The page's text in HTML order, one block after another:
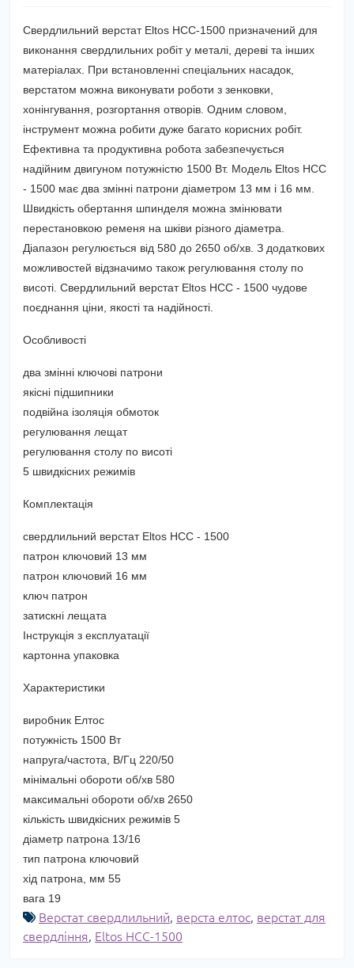
Свердлильний верстат Eltos НСС-1500 призначений для
виконання свердлильних робіт у металі, дереві та інших
матеріалах. При встановленні спеціальних насадок,
верстатом можна виконувати роботи з зенковки,
хонінгування, розгортання отворів. Одним словом,
інструмент можна робити дуже багато корисних робіт.
Ефективна та продуктивна робота забезпечується
надійним двигуном потужністю 1500 Вт. Модель Eltos НСС
- 1500 має два змінні патрони діаметром 13 мм і 16 мм.
Швидкість обертання шпинделя можна змінювати
перестановкою ременя на шківи різного діаметра.
Діапазон регулюється від 580 до 2650 об/хв. З додаткових
можливостей відзначимо також регулювання столу по
висоті. Свердлильний верстат Eltos НСС - 1500 чудове
поєднання ціни, якості та надійності.
Особливості
два змінні ключові патрони
якісні підшипники
подвійна ізоляція обмоток
регулювання лещат
регулювання столу по висоті
5 швидкісних режимів
Комплектація
свердлильний верстат Eltos НСС - 1500
патрон ключовий 13 мм
патрон ключовий 16 мм
ключ патрон
затискні лещата
Інструкція з експлуатації
картонна упаковка
Характеристики
виробник Елтос
потужність 1500 Вт
напруга/частота, В/Гц 220/50
мінімальні обороти об/хв 580
максимальні обороти об/хв 2650
кількість швидкісних режимів 5
діаметр патрона 13/16
тип патрона ключовий
хід патрона, мм 55
вага 19
Верстат свердлильний, верста елтос, верстат для
свердління, Eltos НСС-1500